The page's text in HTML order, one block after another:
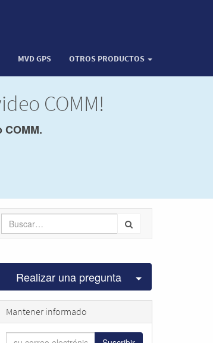
MVD GPS OTROS PRODUCTOS
COMM!
COMM.
Realizar una pregunta Seleccionar
Mantener informado